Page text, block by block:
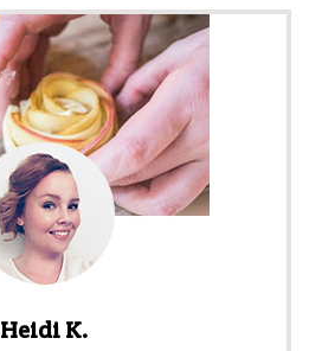
Heidi K.